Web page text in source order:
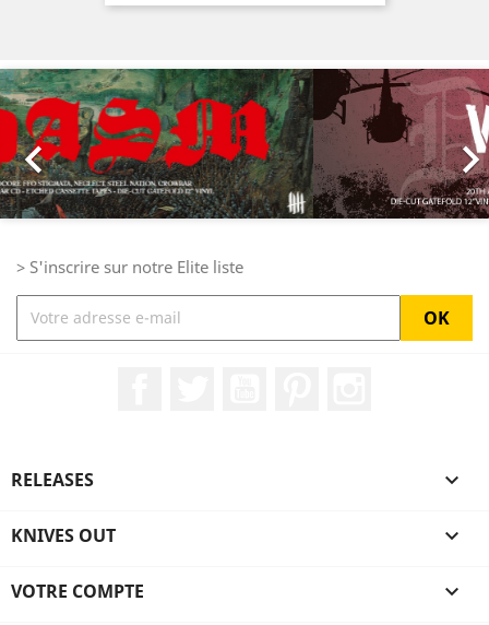

Précédent
> S'inscrire sur notre Elite liste
RELEASES 
KNIVES OUT 
VOTRE COMPTE 